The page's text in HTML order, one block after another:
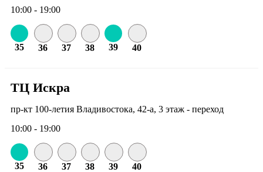
10:00 - 19:00
35 36 37 38 39 40
ТЦ Искра
пр-кт 100-летия Владивостока, 42-а, 3 этаж - переход
10:00 - 19:00
35 36 37 38 39 40